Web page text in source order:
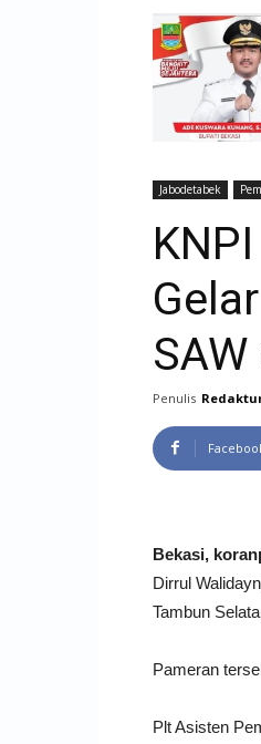
Jabodetabek
Penulis
Bekasi,
Dirrul
Tambun
Pameran
Plt Asisten